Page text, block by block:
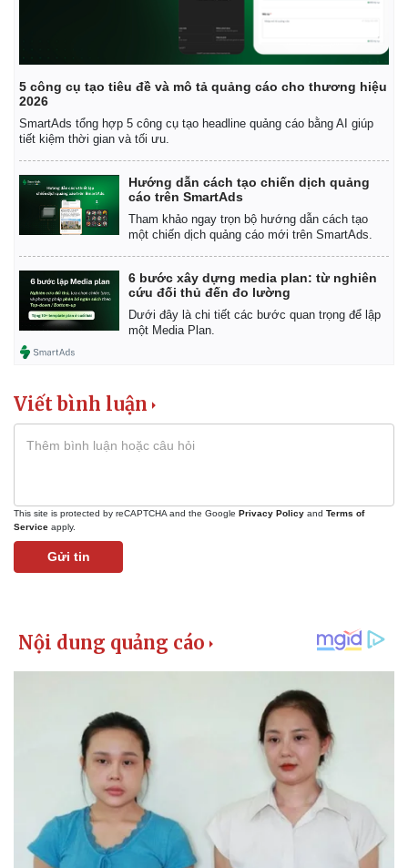
Giá vàng
Tiêu dùng
Tỷ giá
Chứng khoán
5 công cụ tạo tiêu đề và mô tả quảng cáo cho thương hiệu
2026
SmartAds tổng hợp 5 công cụ tạo headline quảng cáo bằng AI giúp
tiết kiệm thời gian và tối ưu.
Hướng dẫn cách tạo chiến dịch quảng
cáo trên SmartAds
Tham khảo ngay trọn bộ hướng dẫn cách tạo
một chiến dịch quảng cáo mới trên SmartAds.
6 bước xây dựng media plan: từ nghiên
cứu đối thủ đến đo lường
Dưới đây là chi tiết các bước quan trọng để lập
một Media Plan.
Viết bình luận
This site is protected by reCAPTCHA and the Google Privacy Policy and Terms of
Service apply.
Gửi tin